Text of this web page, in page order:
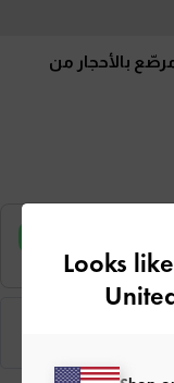
بالأحجار من
Looks